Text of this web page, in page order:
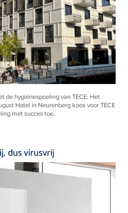
de hygiënespoeling van TECE. Het
Hotel in Neurenberg koos voor TECE
met succes toe.
dus virusvrij